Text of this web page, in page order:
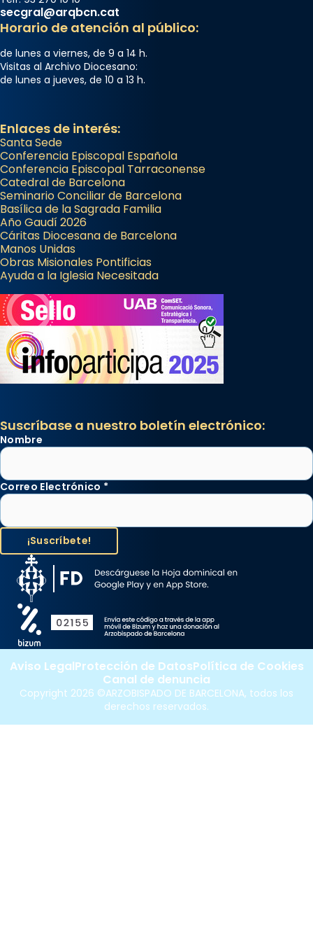
secgral@arqbcn.cat
Horario de atención al público:
de lunes a viernes, de 9 a 14 h.
Visitas al Archivo Diocesano:
de lunes a jueves, de 10 a 13 h.
Enlaces de interés:
Santa Sede
Conferencia Episcopal Española
Conferencia Episcopal Tarraconense
Catedral de Barcelona
Seminario Conciliar de Barcelona
Basílica de la Sagrada Familia
Año Gaudí 2026
Cáritas Diocesana de Barcelona
Manos Unidas
Obras Misionales Pontificias
Ayuda a la Iglesia Necesitada
Suscríbase a nuestro boletín electrónico:
Nombre
Correo Electrónico *
Copyright 2026 ©ARZOBISPADO DE BARCELONA, todos los
derechos reservados.
Aviso LegalProtección de DatosPolítica de Cookies
Canal de denuncia